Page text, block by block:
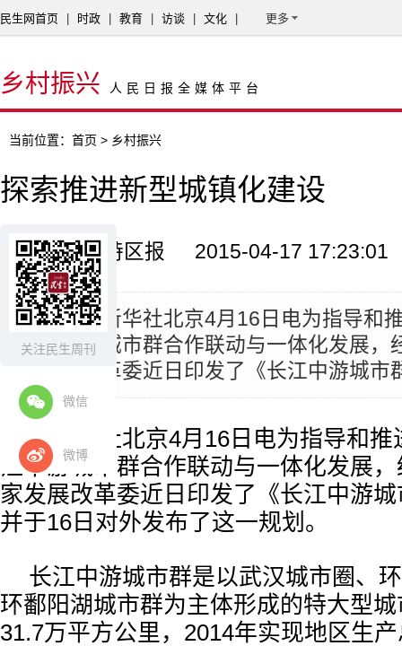
关注民生周刊
微信
微博
民生网首页 时政 教育 访谈 文化 更多
乡村振兴 人民日报全媒体平台
当前位置： 首页 > 乡村振兴
探索推进新型城镇化建设
来源：深圳特区报 2015-04-17 17:23:01
摘要：据新华社北京4月16日电为指导和
长江中游城市群合作联动与一体化发展，
家发展改革委近日印发了《长江中游城市
据新华社北京4月16日电为指导和
江中游城市群合作联动与一体化发展
家发展改革委近日印发了《长江中游
并于16日对外发布了这一规划。
长江中游城市群是以武汉城市圈、
环鄱阳湖城市群为主体形成的特大型
31.7万平方公里，2014年实现地区生